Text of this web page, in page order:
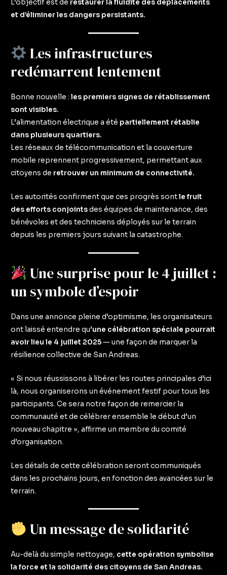
L’objectif est de restaurer la fluidité des déplacements
et d’éliminer les dangers persistants.
Les infrastructures
redémarrent lentement
Bonne nouvelle :les premiers signes de rétablissement
sont visibles.
L’alimentation électrique a été partiellement rétablie
dans plusieurs quartiers.
Les réseaux de télécommunication et la couverture
mobile reprennent progressivement, permettant aux
citoyens de retrouver un minimum de connectivité.
Les autorités confirment que ces progrès sontle fruit
des efforts conjointsdes équipes de maintenance, des
bénévoles et des techniciens déployés sur le terrain
depuis les premiers jours suivant la catastrophe.
Une surprise pour le 4 juillet :
un symbole d’espoir
Dans une annonce pleine d’optimisme, les organisateurs
ont laissé entendre qu’une célébration spéciale pourrait
avoir lieu le 4 juillet 2025 — une façon de marquer la
résilience collective de San Andreas.
« Si nous réussissons à libérer les routes principales d’ici
là, nous organiserons un événement festif pour tous les
participants. Ce sera notre façon de remercier la
communauté et de célébrer ensemble le début d’un
nouveau chapitre », affirme un membre du comité
d’organisation.
Les détails de cette célébration seront communiqués
dans les prochains jours, en fonction des avancées sur le
terrain.
Un message de solidarité
Au-delà du simple nettoyage, cette opération symbolise
la force et la solidarité des citoyens de San Andreas.